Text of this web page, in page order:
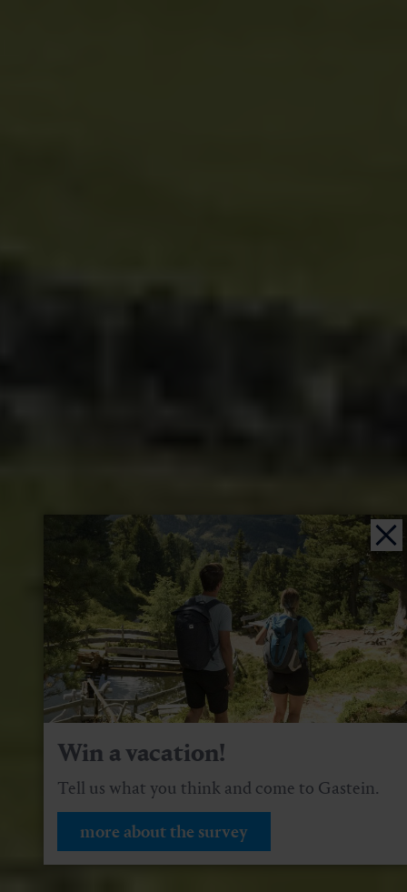
Win a vacation!
Tell us what you think and come to Gastein.
more about the survey